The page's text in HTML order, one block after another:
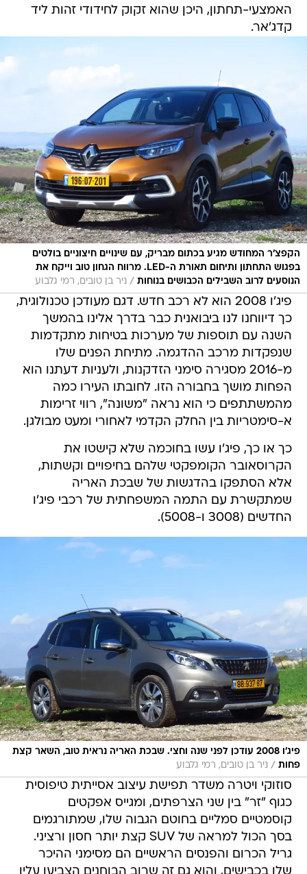
האמצעי-תחתון, היכן שהוא זקוק לחידודי זהות ליד
קדג'אר.
הקפצ'ר המחודש מגיע בכתום מבריק, עם שינויים חיצוניים בולטים
בפגוש התחתון ותיחום תאורת ה-LED. מרווח הגחון טוב וייקח את
הנוסעים לרוב השבילים הכבושים בנוחות / ניר בן טובים, רמי גלבוע
פיג'ו 2008 הוא לא רכב חדש. דגם מעודכן טכנולוגית,
כך דיווחנו לנו ביבואנית כבר בדרך אלינו בהמשך
השנה עם תוספות של מערכות בטיחות מתקדמות
שנפקדות מרכב ההדגמה. מתיחת הפנים שלו
מ-2016 מסגירה סימני הזדקנות, ולעניות דעתנו הוא
הפחות מושך בחבורה הזו. לחובתו העירו כמה
מהמשתתפים כי הוא נראה "משונה", רווי זרימות
א-סימטריות בין החלק הקדמי לאחורי ומעט מבולגן.
כך או כך, פיג'ו עשו בחוכמה שלא קישטו את
הקרוסאובר הקומפקטי שלהם בחיפויים וקשתות,
אלא הסתפקו בהדגשות של שבכת האריה
שמתקשרת עם התמה המשפחתית של רכבי פיג'ו
החדשים (3008 ו-5008).
פיג'ו 2008 עודכן לפני שנה וחצי. שבכת האריה נראית טוב, השאר קצת
פחות / ניר בן טובים, רמי גלבוע
סוזוקי ויטרה משדר תפישת עיצוב אסייתית טיפוסית
כגוף "זר" בין שני הצרפתים, ומגייס אפקטים
קוסמטיים סמליים בחוטם הגבוה שלו, שמתורגמים
בסך הכול למראה של SUV קצת יותר חסון ורציני.
גריל הכרום והפנסים הראשיים הם מסימני ההיכר
שלו בכבישים, והוא גם זה שרוב הבוחנים הצביעו עליו